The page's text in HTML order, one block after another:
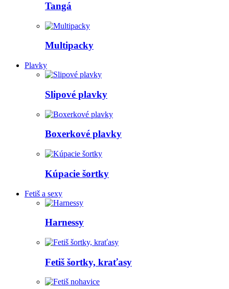
Tangá
Multipacky
Plavky
Slipové plavky
Boxerkové plavky
Kúpacie šortky
Fetiš a sexy
Harnessy
Fetiš šortky, kraťasy